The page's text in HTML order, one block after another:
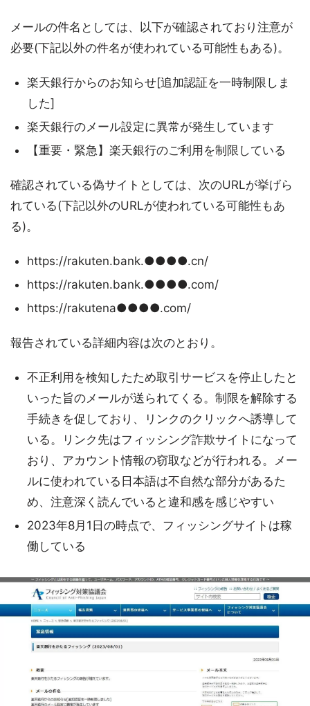
メールの件名としては、以下が確認されており注意が
必要(下記以外の件名が使われている可能性もある)。
楽天銀行からのお知らせ[追加認証を一時制限しま
した]
楽天銀行のメール設定に異常が発生しています
【重要・緊急】楽天銀行のご利用を制限している
確認されている偽サイトとしては、次のURLが挙げら
れている(下記以外のURLが使われている可能性もあ
る)。
https://rakuten.bank.●●●●.cn/
https://rakuten.bank.●●●●.com/
https://rakutena●●●●.com/
報告されている詳細内容は次のとおり。
不正利用を検知したため取引サービスを停止したと
いった旨のメールが送られてくる。制限を解除する
手続きを促しており、リンクのクリックへ誘導して
いる。リンク先はフィッシング詐欺サイトになって
おり、アカウント情報の窃取などが行われる。メー
ルに使われている日本語は不自然な部分があるた
め、注意深く読んでいると違和感を感じやすい
2023年8月1日の時点で、フィッシングサイトは稼
働している